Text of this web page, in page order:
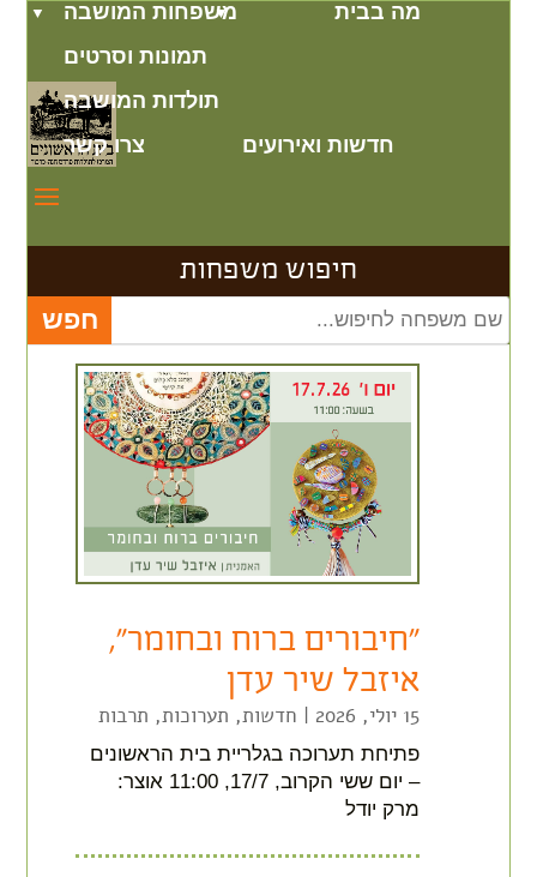
מה בבית
משפחות המושבה
תמונות וסרטים
תולדות המושבה
חדשות ואירועים
צרו קשר
חיפוש משפחות
"חיבורים ברוח ובחומר",
איזבל שיר עדן
15 יולי, 2026 | חדשות, תערוכות, תרבות
פתיחת תערוכה בגלריית בית הראשונים
– יום ששי הקרוב, 17/7, 11:00 אוצר:
מרק יודל